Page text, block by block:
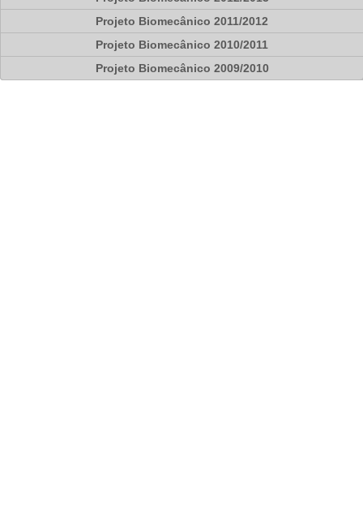
Projeto Biomecânico 2011/2012
Projeto Biomecânico 2010/2011
Projeto Biomecânico 2009/2010